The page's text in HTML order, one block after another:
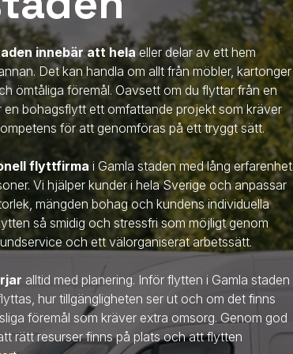
innebär att hela eller delar av ett hem
Det kan handla om allt från möbler, kartonger
ömtåliga föremål. Oavsett om du flyttar från en
en bohagsflytt ett omfattande projekt som kräver
för att genomföras på ett tryggt sätt.
flyttfirma i Gamla stadenmed lång erfarenhet
Vi hjälper kunder i hela Sverige och anpassar
mängden bohag och kundens individuella
så smidig och stressfri som möjligt genom
och ett välorganiserat arbetssätt.
alltid med planering. Inför flytten i Gamla staden
hur tillgängligheten ser ut och om det finns
föremål som kräver extra omsorg. Genom god
rätt resurser finns på plats och att flytten